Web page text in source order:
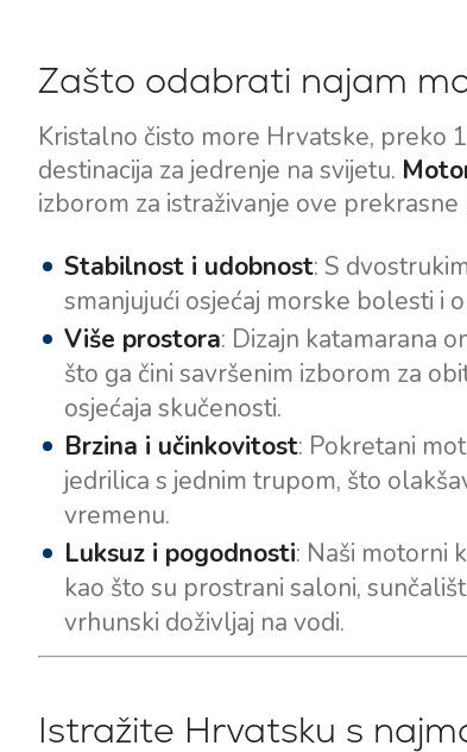
Zašto odabrati najam
Kristalno čisto more Hrvatske, preko
destinacija za jedrenje na svijetu.
izborom za istraživanje ove prekrasne
Stabilnost i udobnost: S
smanjujući osjećaj morske bolesti i
Više prostora: Dizajn katamarana
što ga čini savršenim izborom za
osjećaja skučenosti.
Brzina i učinkovitost: Pokretani
jedrilica s jednim trupom, što
vremenu.
Luksuz i pogodnosti: Naši motorni
kao što su prostrani saloni,
vrhunski doživljaj na vodi.
Istražite Hrvatsku s